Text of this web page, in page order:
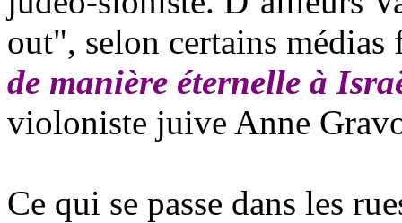
out", selon certains médias
de manière éternelle à
violoniste juive Anne
Ce qui se passe dans les